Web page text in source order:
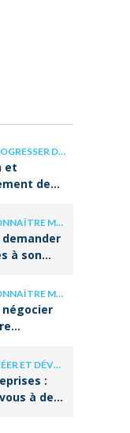
DANS SA CARRIÈRE
et
des
à
MES DROITS
à son
MES DROITS
ET DÉVELOPPER SA BOÎTE
:
à des